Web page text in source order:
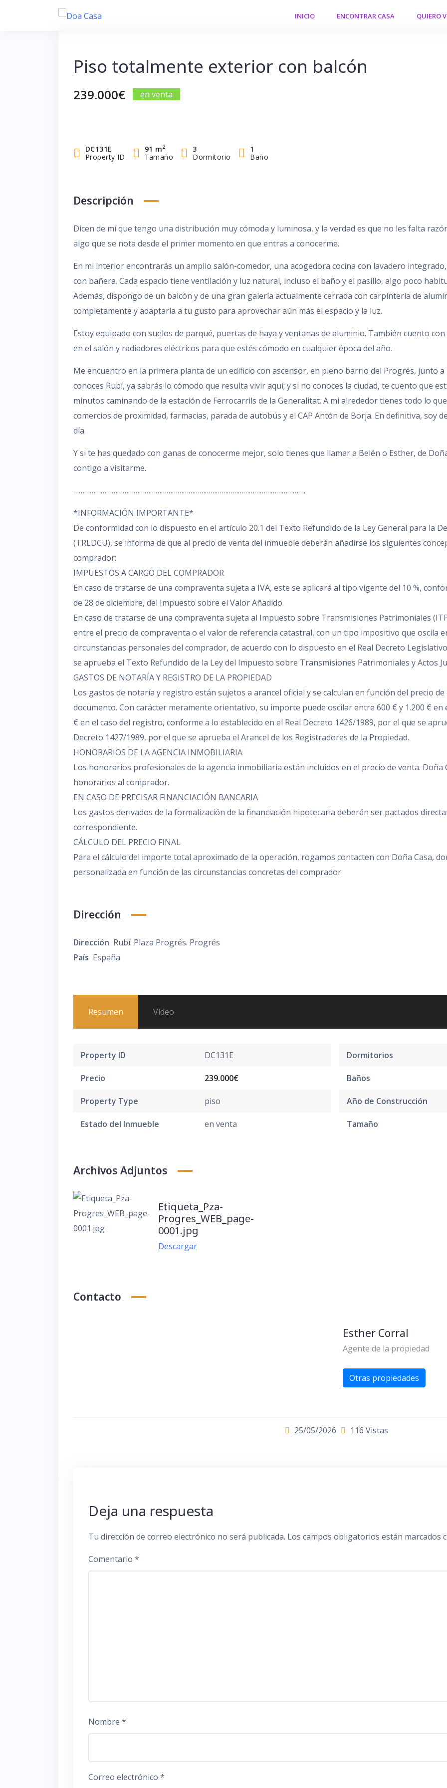
INICIO ENCONTRAR CASA QUIERO
Piso totalmente exterior con balcón
239.000€ en venta
DC131E
Property ID
91 m2
Tamaño
3
Dormitorio
1
Baño
Descripción
Dicen de mí que tengo una distribución muy cómoda y luminosa, y la verdad es que no les falta
algo que se nota desde el primer momento en que entras a conocerme.
En mi interior encontrarás un amplio salón-comedor, una acogedora cocina con lavadero
con bañera. Cada espacio tiene ventilación y luz natural, incluso el baño y el pasillo, algo poco
Además, dispongo de un balcón y de una gran galería actualmente cerrada con carpintería de
completamente y adaptarla a tu gusto para aprovechar aún más el espacio y la luz.
Estoy equipado con suelos de parqué, puertas de haya y ventanas de aluminio. También cuento
en el salón y radiadores eléctricos para que estés cómodo en cualquier época del año.
Me encuentro en la primera planta de un edificio con ascensor, en pleno barrio del Progrés, junto
conoces Rubí, ya sabrás lo cómodo que resulta vivir aquí; y si no conoces la ciudad, te cuento que
minutos caminando de la estación de Ferrocarrils de la Generalitat. A mi alrededor tienes todo lo
comercios de proximidad, farmacias, parada de autobús y el CAP Antón de Borja. En definitiva, soy
día.
Y si te has quedado con ganas de conocerme mejor, solo tienes que llamar a Belén o Esther, de
contigo a visitarme.
……………………………………………………………………………………………………………….
*INFORMACIÓN IMPORTANTE*
De conformidad con lo dispuesto en el artículo 20.1 del Texto Refundido de la Ley General para la
(TRLDCU), se informa de que al precio de venta del inmueble deberán añadirse los siguientes
comprador:
IMPUESTOS A CARGO DEL COMPRADOR
En caso de tratarse de una compraventa sujeta a IVA, este se aplicará al tipo vigente del 10 %,
de 28 de diciembre, del Impuesto sobre el Valor Añadido.
En caso de tratarse de una compraventa sujeta al Impuesto sobre Transmisiones Patrimoniales
entre el precio de compraventa o el valor de referencia catastral, con un tipo impositivo que oscila
circunstancias personales del comprador, de acuerdo con lo dispuesto en el Real Decreto
se aprueba el Texto Refundido de la Ley del Impuesto sobre Transmisiones Patrimoniales y Actos
GASTOS DE NOTARÍA Y REGISTRO DE LA PROPIEDAD
Los gastos de notaría y registro están sujetos a arancel oficial y se calculan en función del precio
documento. Con carácter meramente orientativo, su importe puede oscilar entre 600 € y 1.200 € en
€ en el caso del registro, conforme a lo establecido en el Real Decreto 1426/1989, por el que se
Decreto 1427/1989, por el que se aprueba el Arancel de los Registradores de la Propiedad.
HONORARIOS DE LA AGENCIA INMOBILIARIA
Los honorarios profesionales de la agencia inmobiliaria están incluidos en el precio de venta. Doña
honorarios al comprador.
EN CASO DE PRECISAR FINANCIACIÓN BANCARIA
Los gastos derivados de la formalización de la financiación hipotecaria deberán ser pactados
correspondiente.
CÁLCULO DEL PRECIO FINAL
Para el cálculo del importe total aproximado de la operación, rogamos contacten con Doña Casa,
personalizada en función de las circunstancias concretas del comprador.
Dirección
Dirección Rubí. Plaza Progrés. Progrés
País España
Resumen Vídeo
Property ID DC131E
Precio 239.000€
Property Type piso
Estado del Inmueble en venta
Dormitorios
Baños
Año de Construcción
Tamaño
Archivos Adjuntos
Etiqueta_Pza-
Progres_WEB_page-
0001.jpg
Descargar
Contacto
Esther Corral
Agente de la propiedad
Otras propiedades
25/05/2026 116 Vistas
Deja una respuesta
Tu dirección de correo electrónico no será publicada. Los campos obligatorios están marcados
Comentario *
Nombre *
Correo electrónico *